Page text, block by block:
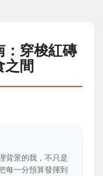
：穿梭紅磚
之間
背景的我，不只是
每一分預算發揮到